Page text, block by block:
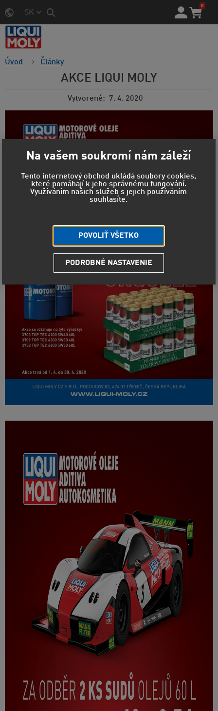
SK
0
Úvod Články
AKCE LIQUI MOLY
Vytvorené 7. 4. 2020
Na vašem soukromí nám záleží
Tento internetový obchod ukládá soubory cookies,
které pomáhají k jeho správnému fungování.
Využíváním našich služeb s jejich používáním
souhlasíte.
POVOLIŤ VŠETKO
PODROBNÉ NASTAVENIE